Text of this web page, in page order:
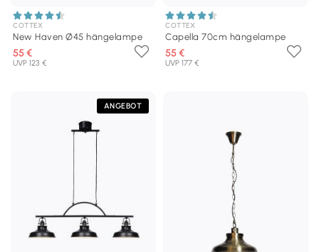
COTTEX
New Haven Ø45 hängelampe
55 €
UVP 123 €
COTTEX
Capella 70cm hängelampe
55 €
UVP 177 €
ANGEBOT